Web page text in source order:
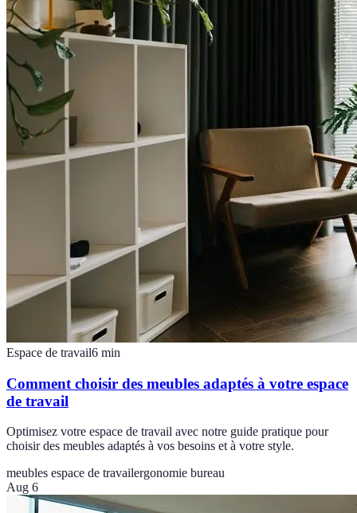
Espace de travail6 min
Comment choisir des meubles adaptés à votre espace
de travail
Optimisez votre espace de travail avec notre guide pratique pour
choisir des meubles adaptés à vos besoins et à votre style.
meubles espace de travailergonomie bureau
Aug 6